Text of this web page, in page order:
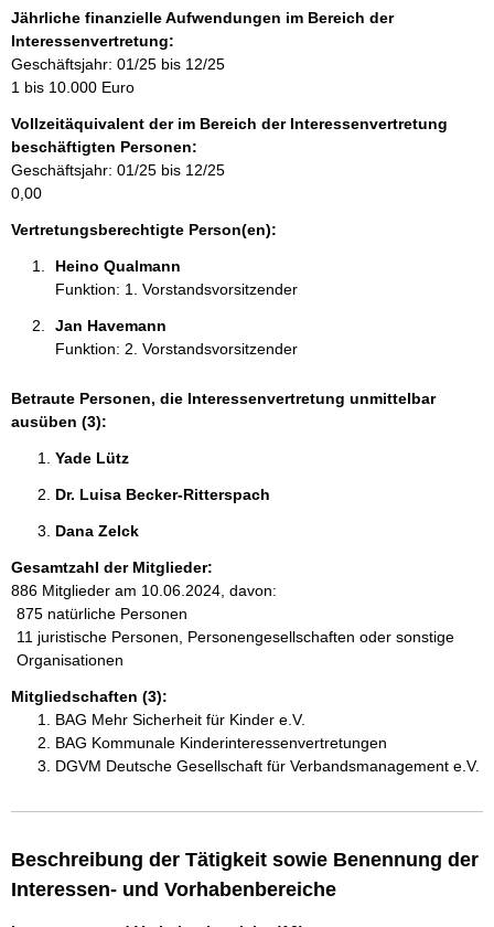
o
r
m
a
i
o
n
e
n
Jährliche finanzielle Aufwendungen im Bereich der
Interessenvertretung:
Geschäftsjahr: 01/25 bis 12/25
1 bis 10.000 Euro
Vollzeitäquivalent der im Bereich der Interessenvertretung
beschäftigten Personen:
Geschäftsjahr: 01/25 bis 12/25
0,00
Vertretungsberechtigte Person(en):
Heino Qualmann
Funktion: 1. Vorstandsvorsitzender
Jan Havemann
Funktion: 2. Vorstandsvorsitzender
Betraute Personen, die Interessenvertretung unmittelbar
ausüben (3):
Yade Lütz
Dr. Luisa Becker-Ritterspach
Dana Zelck
Gesamtzahl der Mitglieder:
886 Mitglieder am 10.06.2024, davon:
875 natürliche Personen
11 juristische Personen, Personengesellschaften oder sonstige
Organisationen
Mitgliedschaften (3):
BAG Mehr Sicherheit für Kinder e.V.
BAG Kommunale Kinderinteressenvertretungen
DGVM Deutsche Gesellschaft für Verbandsmanagement e.V.
Beschreibung der Tätigkeit sowie Benennung der
Interessen- und Vorhabenbereiche